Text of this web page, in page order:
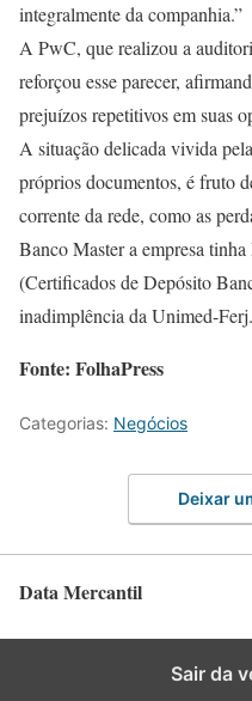
integralmente da companhia.”
A PwC, que realizou a
reforçou esse parecer,
prejuízos repetitivos em suas
A situação delicada vivida
próprios documentos, é fruto
corrente da rede, como as
Banco Master a empresa
(Certificados de Depósito
inadimplência da Unimed-Ferj.
Fonte: FolhaPress
Categorias: Negócios
Deixar
Data Mercantil
Sair da